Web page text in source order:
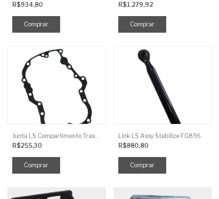
R$934,80
R$1.279,92
R$255,30
Link LS Assy Stabilize FG896
R$880,80